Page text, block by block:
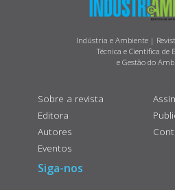
Indústria e Ambiente |
Técnica e Científica de
e Gestão do
Sobre a revista
Editora
Autores
Eventos
Siga-nos